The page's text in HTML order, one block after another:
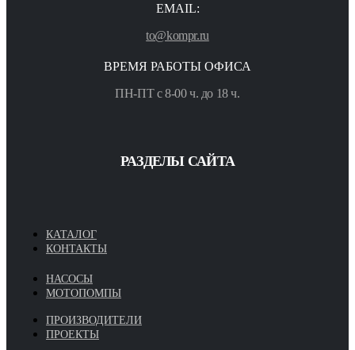
EMAIL:
to@kompr.ru
ВРЕМЯ РАБОТЫ ОФИСА
ПН-ПТ с 8-00 ч. до 18 ч.
РАЗДЕЛЫ САЙТА
КАТАЛОГ
КОНТАКТЫ
НАСОСЫ
МОТОПОМПЫ
ПРОИЗВОДИТЕЛИ
ПРОЕКТЫ